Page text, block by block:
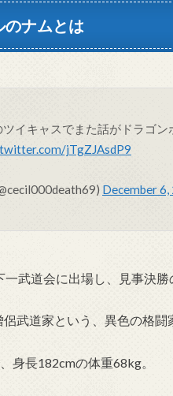
のナムとは
イキャスでまた話がドラゴ
jTgZJAsdP9
December
武道会に出場し、見事決勝
武道家という、異色の格闘
身長182cmの体重68kg。